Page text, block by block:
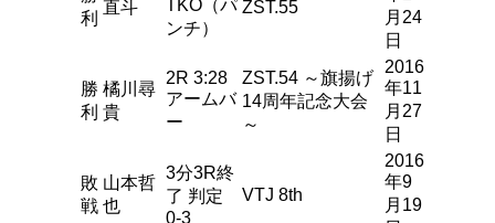
利
直斗
TKO（パ
ンチ）
ZST.55
月24
日
勝
利
橘川尋
貴
2R 3:28
アームバ
ー
ZST.54 ～旗揚げ
14周年記念大会
～
2016
年11
月27
日
敗
戦
山本哲
也
3分3R終
了 判定
0-3
VTJ 8th
2016
年9
月19